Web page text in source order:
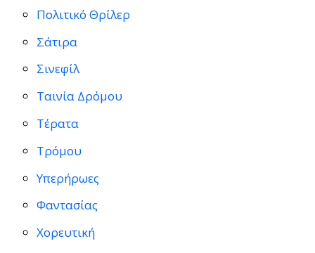
Πολιτικό Θρίλερ
Σάτιρα
Σινεφίλ
Ταινία Δρόμου
Τέρατα
Τρόμου
Υπερήρωες
Φαντασίας
Χορευτική